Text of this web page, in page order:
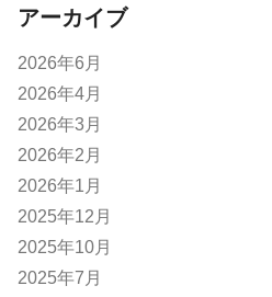
アーカイブ
2026年6月
2026年4月
2026年3月
2026年2月
2026年1月
2025年12月
2025年10月
2025年7月